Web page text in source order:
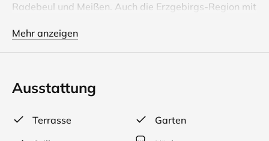
Radebeul und Meißen. Auch die Erzgebirgs-Region mit
Spielzeugland Seiffen sind von hier aus erreichbar. In
Unser Feriengrundstück befindet sich inmitten des
1930er Jahren erbaut wurden. Das Flurstück selbst
wurde bis in die 1880er Jahre als Weinberg genutzt.
Mehr anzeigen
Ausstattung
Terrasse
Garten